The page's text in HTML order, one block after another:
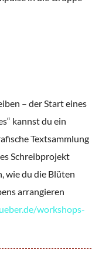
– der Start eines
kannst du ein
Textsammlung
Schreibprojekt
wie du die Blüten
arrangieren
workshops-